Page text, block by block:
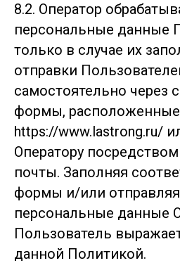
8.2. Оператор
персональные данные
только в случае их
отправки
самостоятельно через
формы, расположенные
https://www.lastrong.ru/
Оператору
почты. Заполняя
формы и/или
персональные данные
Пользователь
данной Политикой.